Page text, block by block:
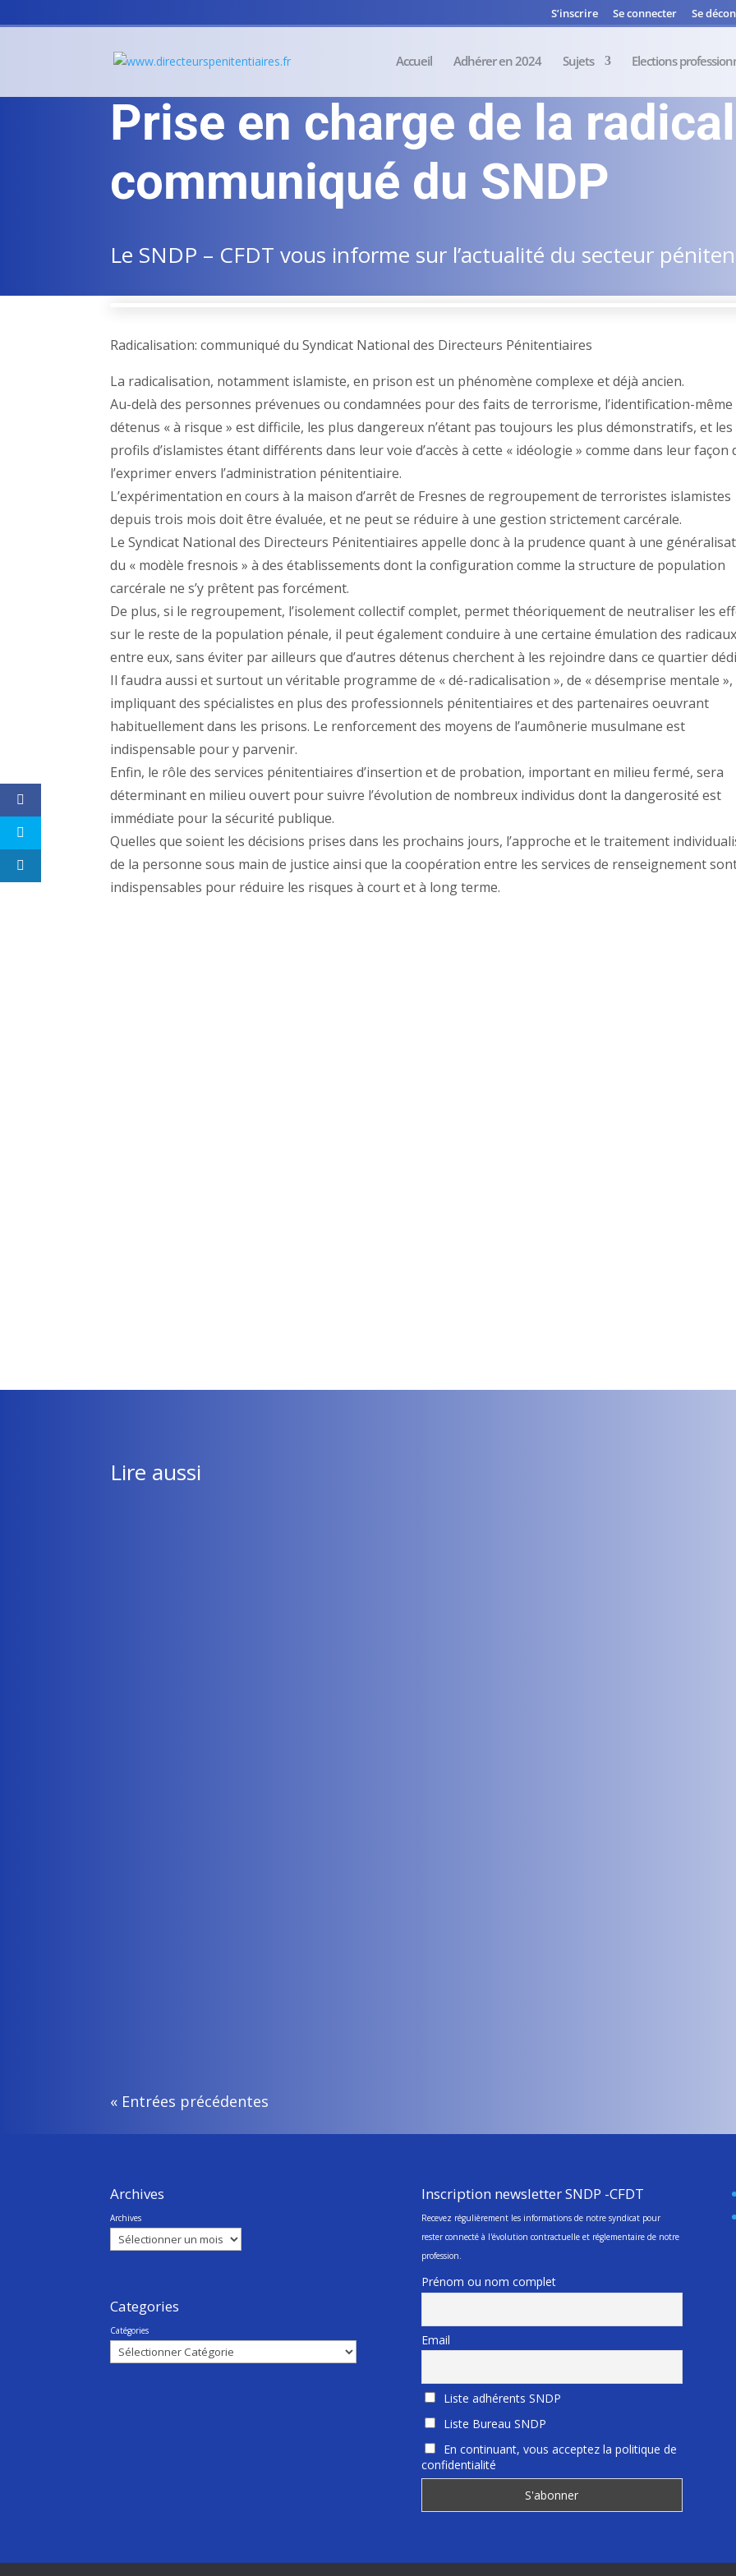
S’inscrire Se connecter Se
Accueil Adhérer en 2024 Sujets Elections
Prise en charge de la
communiqué du SNDP
Le SNDP – CFDT vous informe sur l’actualité du secteur
Radicalisation: communiqué du Syndicat National des Directeurs Pénitentiaires
La radicalisation, notamment islamiste, en prison est un phénomène complexe et déjà ancien.
Au-delà des personnes prévenues ou condamnées pour des faits de terrorisme, l’identification-même
détenus « à risque » est difficile, les plus dangereux n’étant pas toujours les plus démonstratifs, et les
profils d’islamistes étant différents dans leur voie d’accès à cette « idéologie » comme dans leur façon
l’exprimer envers l’administration pénitentiaire.
L’expérimentation en cours à la maison d’arrêt de Fresnes de regroupement de terroristes islamistes
depuis trois mois doit être évaluée, et ne peut se réduire à une gestion strictement carcérale.
Le Syndicat National des Directeurs Pénitentiaires appelle donc à la prudence quant à une
du « modèle fresnois » à des établissements dont la configuration comme la structure de population
carcérale ne s’y prêtent pas forcément.
De plus, si le regroupement, l’isolement collectif complet, permet théoriquement de neutraliser les
sur le reste de la population pénale, il peut également conduire à une certaine émulation des
entre eux, sans éviter par ailleurs que d’autres détenus cherchent à les rejoindre dans ce quartier
Il faudra aussi et surtout un véritable programme de « dé-radicalisation », de « désemprise mentale »,
impliquant des spécialistes en plus des professionnels pénitentiaires et des partenaires oeuvrant
habituellement dans les prisons. Le renforcement des moyens de l’aumônerie musulmane est
indispensable pour y parvenir.
Enfin, le rôle des services pénitentiaires d’insertion et de probation, important en milieu fermé, sera
déterminant en milieu ouvert pour suivre l’évolution de nombreux individus dont la dangerosité est
immédiate pour la sécurité publique.
Quelles que soient les décisions prises dans les prochains jours, l’approche et le traitement
de la personne sous main de justice ainsi que la coopération entre les services de renseignement
indispensables pour réduire les risques à court et à long terme.
Lire aussi
« Entrées précédentes
Archives
Archives
Categories
Catégories
Inscription newsletter SNDP -CFDT
Recevez régulièrement les informations de notre syndicat pour
rester connecté à l'évolution contractuelle et réglementaire de notre
profession.
Prénom ou nom complet
Email
Liste adhérents SNDP
Liste Bureau SNDP
En continuant, vous acceptez la politique de
confidentialité